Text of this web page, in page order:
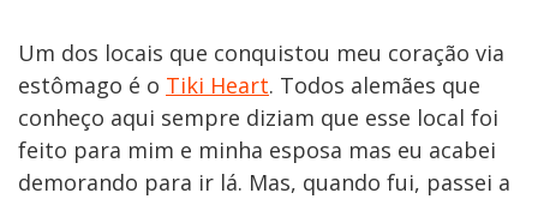
Um dos locais que conquistou meu coração via
estômago é o Tiki Heart. Todos alemães que
conheço aqui sempre diziam que esse local foi
feito para mim e minha esposa mas eu acabei
demorando para ir lá. Mas, quando fui, passei a